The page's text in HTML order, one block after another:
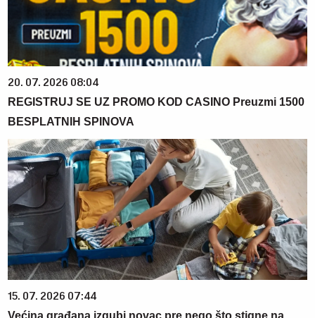
20. 07. 2026 08:04
REGISTRUJ SE UZ PROMO KOD CASINO Preuzmi 1500
BESPLATNIH SPINOVA
15. 07. 2026 07:44
Većina građana izgubi novac pre nego što stigne na